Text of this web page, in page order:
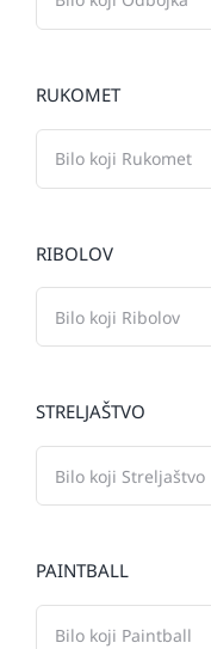
RUKOMET
RIBOLOV
STRELJAŠTVO
PAINTBALL